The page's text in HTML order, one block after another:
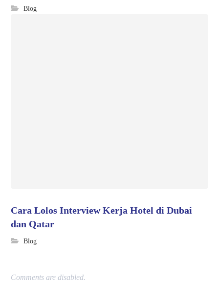
Blog
Cara Lolos Interview Kerja Hotel di Dubai
dan Qatar
Blog
Comments are disabled.